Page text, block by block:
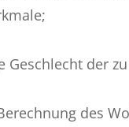
Geschlecht der
des